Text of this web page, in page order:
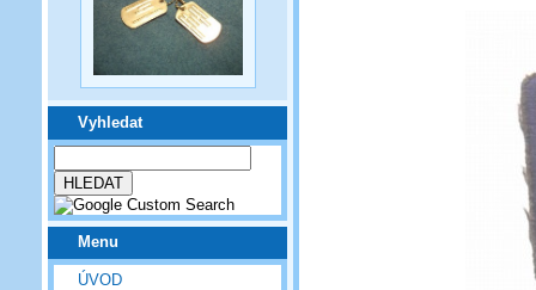
Vyhledat
Menu
ÚVOD